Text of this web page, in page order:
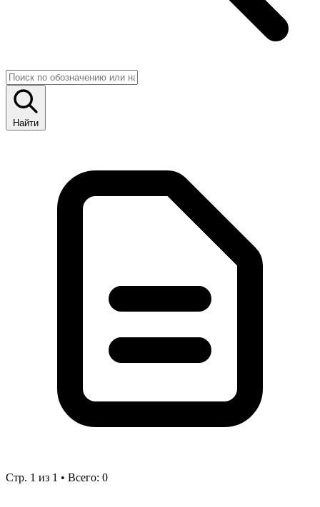
Найти
Стр. 1 из 1 • Всего: 0